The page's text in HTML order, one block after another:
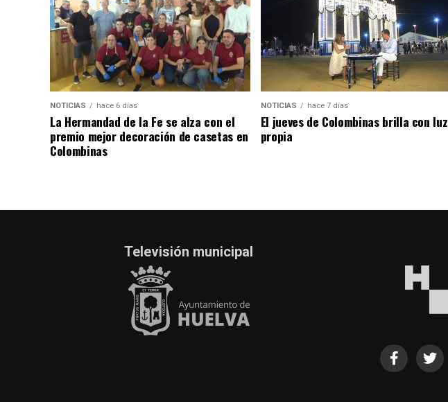
NOTICIAS hace 6 días
La Hermandad de la Fe se alza con el
premio mejor decoración de casetas en
Colombinas
NOTICIAS hace 7 días
El jueves de Colombinas brilla con luz
propia
Televisión municipal